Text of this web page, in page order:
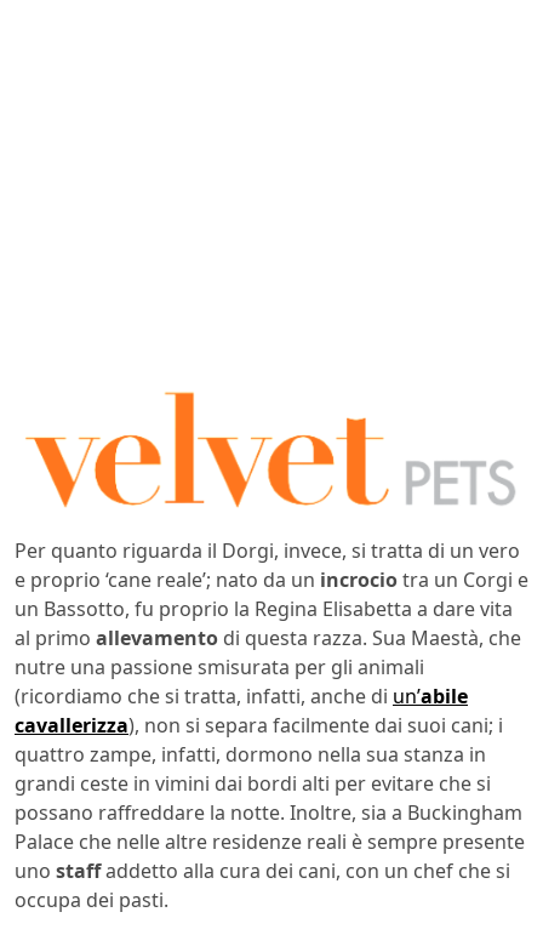
Per quanto riguarda il Dorgi, invece, si tratta di un vero
e proprio ‘cane reale’; nato da un incrociotra un Corgi e
un Bassotto, fu proprio la Regina Elisabetta a dare vita
al primo allevamento di questa razza. Sua Maestà, che
nutre una passione smisurata per gli animali
(ricordiamo che si tratta, infatti, anche di un’abile
cavallerizza), non si separa facilmente dai suoi cani; i
quattro zampe, infatti, dormono nella sua stanza in
grandi ceste in vimini dai bordi alti per evitare che si
possano raffreddare la notte. Inoltre, sia a Buckingham
Palace che nelle altre residenze reali è sempre presente
uno staffaddetto alla cura dei cani, con un chef che si
occupa dei pasti.